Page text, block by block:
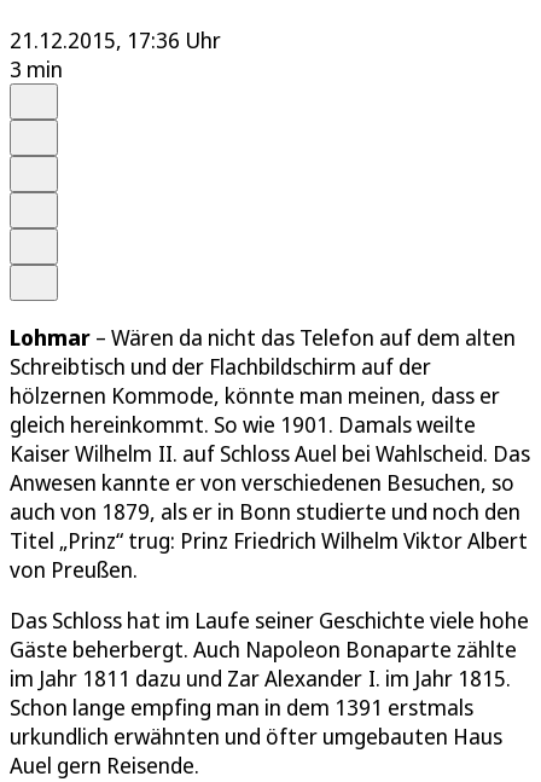
21.12.2015, 17:36 Uhr
3 min
Lohmar – Wären da nicht das Telefon auf dem alten
Schreibtisch und der Flachbildschirm auf der
hölzernen Kommode, könnte man meinen, dass er
gleich hereinkommt. So wie 1901. Damals weilte
Kaiser Wilhelm II. auf Schloss Auel bei Wahlscheid. Das
Anwesen kannte er von verschiedenen Besuchen, so
auch von 1879, als er in Bonn studierte und noch den
Titel „Prinz“ trug: Prinz Friedrich Wilhelm Viktor Albert
von Preußen.
Das Schloss hat im Laufe seiner Geschichte viele hohe
Gäste beherbergt. Auch Napoleon Bonaparte zählte
im Jahr 1811 dazu und Zar Alexander I. im Jahr 1815.
Schon lange empfing man in dem 1391 erstmals
urkundlich erwähnten und öfter umgebauten Haus
Auel gern Reisende.